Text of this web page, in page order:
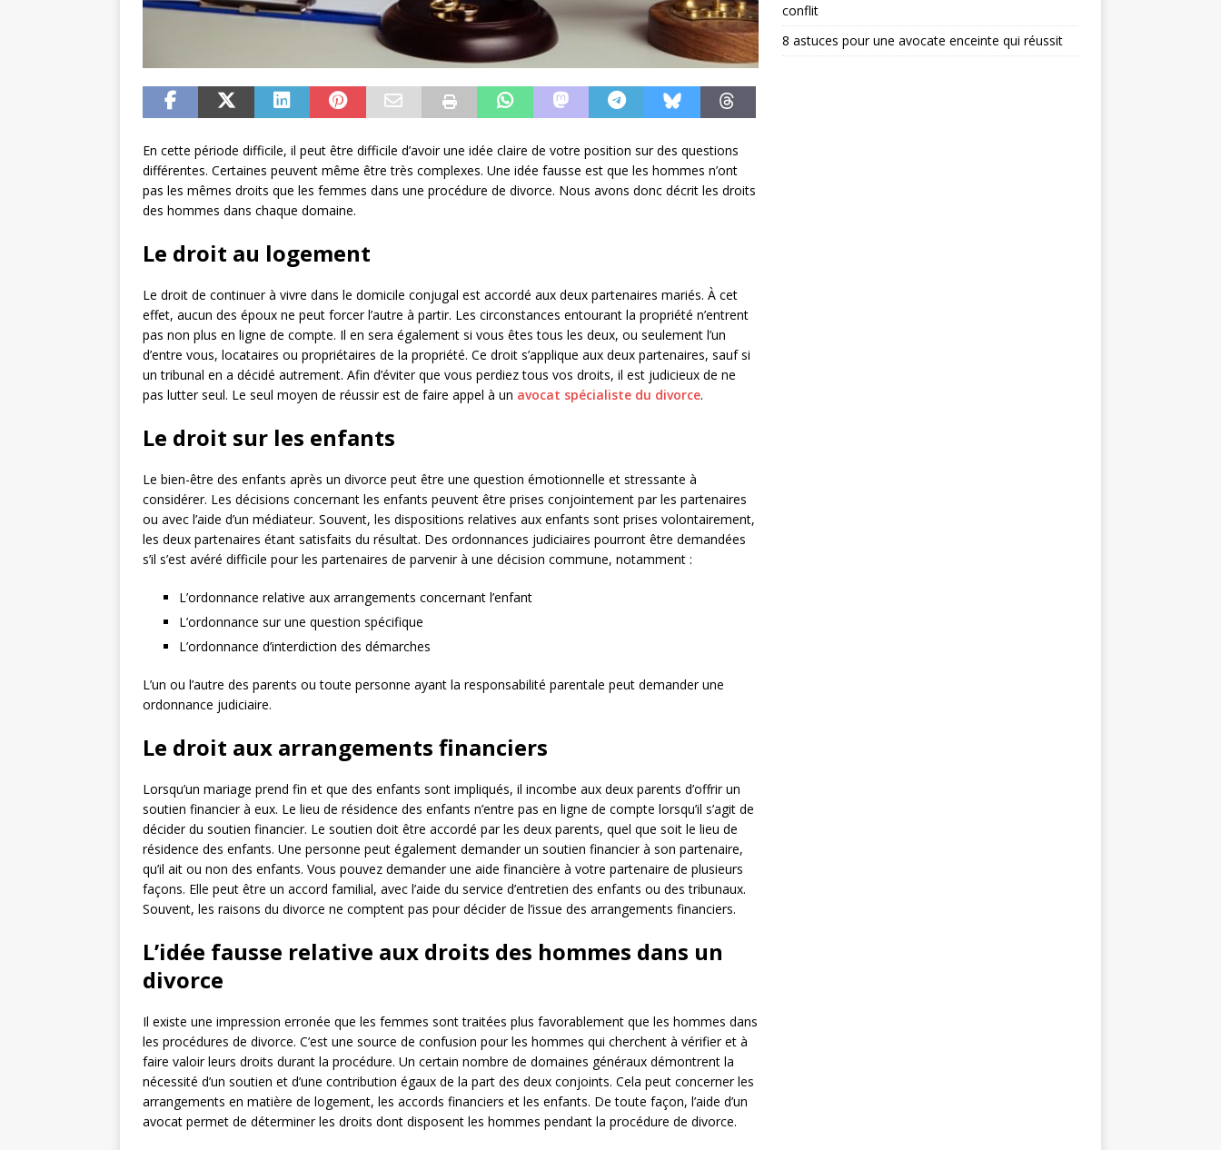
En cette période difficile, il peut être difficile d’avoir une idée claire de votre position sur des questions
différentes. Certaines peuvent même être très complexes. Une idée fausse est que les hommes n’ont
pas les mêmes droits que les femmes dans une procédure de divorce. Nous avons donc décrit les droits
des hommes dans chaque domaine.
Le droit au logement
Le droit de continuer à vivre dans le domicile conjugal est accordé aux deux partenaires mariés. À cet
effet, aucun des époux ne peut forcer l’autre à partir. Les circonstances entourant la propriété n’entrent
pas non plus en ligne de compte. Il en sera également si vous êtes tous les deux, ou seulement l’un
d’entre vous, locataires ou propriétaires de la propriété. Ce droit s’applique aux deux partenaires, sauf si
un tribunal en a décidé autrement. Afin d’éviter que vous perdiez tous vos droits, il est judicieux de ne
pas lutter seul. Le seul moyen de réussir est de faire appel à un avocat spécialiste du divorce.
Le droit sur les enfants
Le bien-être des enfants après un divorce peut être une question émotionnelle et stressante à
considérer. Les décisions concernant les enfants peuvent être prises conjointement par les partenaires
ou avec l’aide d’un médiateur. Souvent, les dispositions relatives aux enfants sont prises volontairement,
les deux partenaires étant satisfaits du résultat. Des ordonnances judiciaires pourront être demandées
s’il s’est avéré difficile pour les partenaires de parvenir à une décision commune, notamment :
L’ordonnance relative aux arrangements concernant l’enfant
L’ordonnance sur une question spécifique
L’ordonnance d’interdiction des démarches
L’un ou l’autre des parents ou toute personne ayant la responsabilité parentale peut demander une
ordonnance judiciaire.
Le droit aux arrangements financiers
Lorsqu’un mariage prend fin et que des enfants sont impliqués, il incombe aux deux parents d’offrir un
soutien financier à eux. Le lieu de résidence des enfants n’entre pas en ligne de compte lorsqu’il s’agit de
décider du soutien financier. Le soutien doit être accordé par les deux parents, quel que soit le lieu de
résidence des enfants. Une personne peut également demander un soutien financier à son partenaire,
qu’il ait ou non des enfants. Vous pouvez demander une aide financière à votre partenaire de plusieurs
façons. Elle peut être un accord familial, avec l’aide du service d’entretien des enfants ou des tribunaux.
Souvent, les raisons du divorce ne comptent pas pour décider de l’issue des arrangements financiers.
L’idée fausse relative aux droits des hommes dans un
divorce
Il existe une impression erronée que les femmes sont traitées plus favorablement que les hommes dans
les procédures de divorce. C’est une source de confusion pour les hommes qui cherchent à vérifier et à
faire valoir leurs droits durant la procédure. Un certain nombre de domaines généraux démontrent la
nécessité d’un soutien et d’une contribution égaux de la part des deux conjoints. Cela peut concerner les
arrangements en matière de logement, les accords financiers et les enfants. De toute façon, l’aide d’un
avocat permet de déterminer les droits dont disposent les hommes pendant la procédure de divorce.
conflit
8 astuces pour une avocate enceinte qui réussit